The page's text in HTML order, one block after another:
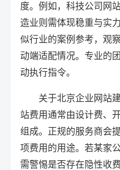
度。例如，科技公司网
造业则需体现稳重与实
似行业的案例参考，观
动端适配情况。专业的
动执行指令。
关于北京企业网站
站费用通常由设计费、
组成。正规的服务商会
项费用的用途。若某家
需警惕是否存在隐性收